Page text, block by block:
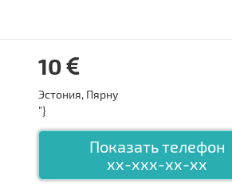
10
Эстония, Пярну
"}
Показать телефон
xx-xxx-xx-xx